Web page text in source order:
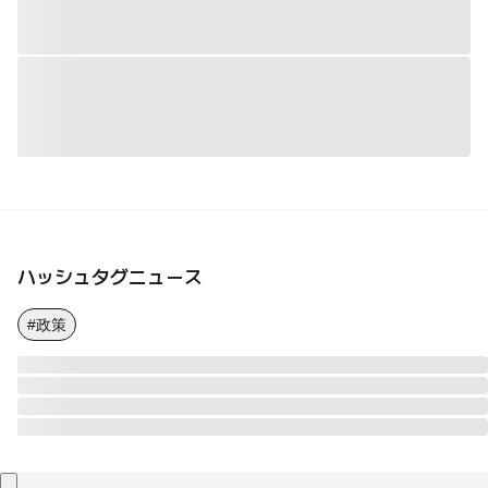
ハッシュタグニュース
#政策